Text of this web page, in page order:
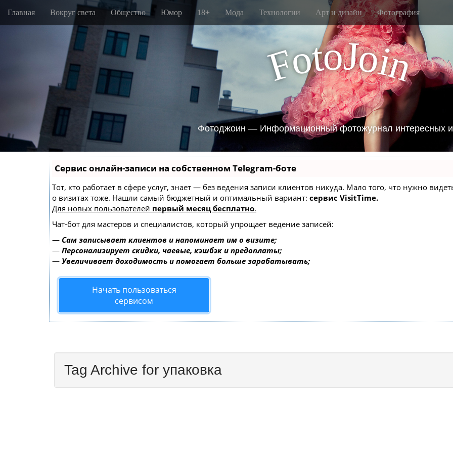
i
t
Главная Вокруг света Общество Юмор 18+ Мода Технологии Арт и дизайн Фотография
FotoJoin
Фотоджоин — Информационный фотожурнал интересных
Сервис онлайн-записи на собственном Telegram-боте
Тот, кто работает в сфере услуг, знает — без ведения записи клиентов никуда. Мало того, что нужно
о визитах тоже. Нашли самый бюджетный и оптимальный вариант: сервис VisitTime.
Для новых пользователей первый месяц бесплатно.
Чат-бот для мастеров и специалистов, который упрощает ведение записей:
— Сам записывает клиентов и напоминает им о визите;
— Персонализирует скидки, чаевые, кэшбэк и предоплаты;
— Увеличивает доходимость и помогает больше зарабатывать;
Начать пользоваться
сервисом
Tag Archive for упаковка